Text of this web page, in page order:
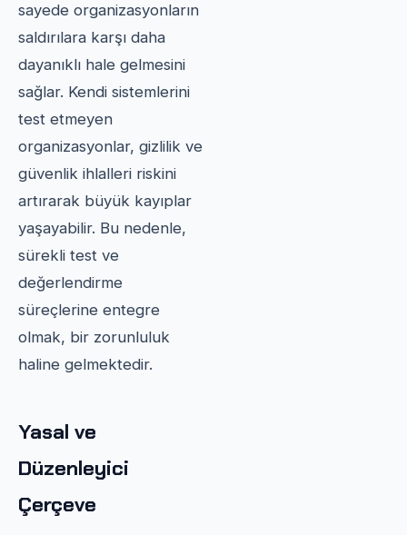
sayede organizasyonların
saldırılara karşı daha
dayanıklı hale gelmesini
sağlar. Kendi sistemlerini
test etmeyen
organizasyonlar, gizlilik ve
güvenlik ihlalleri riskini
artırarak büyük kayıplar
yaşayabilir. Bu nedenle,
sürekli test ve
değerlendirme
süreçlerine entegre
olmak, bir zorunluluk
haline gelmektedir.
Yasal ve
Düzenleyici
Çerçeve